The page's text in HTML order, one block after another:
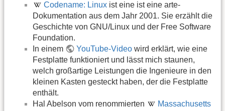
Codename: Linux ist eine ist eine arte-
Dokumentation aus dem Jahr 2001. Sie erzählt die
Geschichte von GNU/Linux und der Free Software
Foundation.
In einem
YouTube-Video wird erklärt, wie eine
Festplatte funktioniert und lässt mich staunen,
welch großartige Leistungen die Ingenieure in den
kleinen Kasten gesteckt haben, der die Festplatte
enthält.
Hal Abelson vom renommierten
Massachusetts